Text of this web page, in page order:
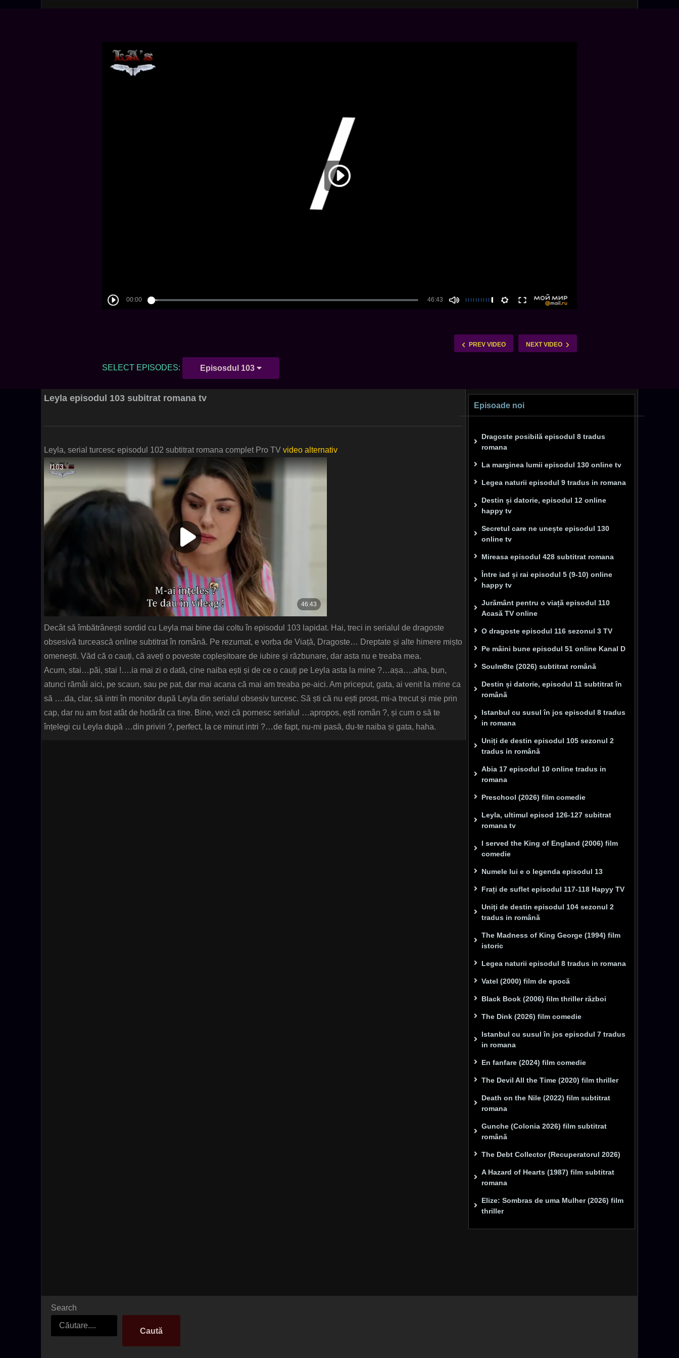
PREV VIDEO NEXT VIDEO
SELECT EPISODES: Episosdul 103
Leyla episodul 103 subitrat romana tv
Leyla, serial turcesc episodul 102 subtitrat romana complet Pro TV video alternativ
Decât să îmbătrânești sordid cu Leyla mai bine dai coltu în episodul 103 lapidat. Hai, treci in serialul de dragoste
obsesivă turcească online subtitrat în română. Pe rezumat, e vorba de Viață, Dragoste… Dreptate și alte himere mișto
omenești. Văd că o cauți, că aveți o poveste copleșitoare de iubire și răzbunare, dar asta nu e treaba mea.
Acum, stai…păi, stai !….ia mai zi o dată, cine naiba ești și de ce o cauți pe Leyla asta la mine ?…așa….aha, bun,
atunci rămâi aici, pe scaun, sau pe pat, dar mai acana că mai am treaba pe-aici. Am priceput, gata, ai venit la mine ca
să ….da, clar, să intri în monitor după Leyla din serialul obsesiv turcesc. Să ști că nu ești prost, mi-a trecut și mie prin
cap, dar nu am fost atât de hotărât ca tine. Bine, vezi că pornesc serialul …apropos, ești român ?, și cum o să te
înțelegi cu Leyla după …din priviri ?, perfect, la ce minut intri ?…de fapt, nu-mi pasă, du-te naiba și gata, haha.
Episoade noi
Dragoste posibilă episodul 8 tradus
romana
La marginea lumii episodul 130 online tv
Legea naturii episodul 9 tradus in romana
Destin și datorie, episodul 12 online
happy tv
Secretul care ne unește episodul 130
online tv
Mireasa episodul 428 subtitrat romana
Între iad și rai episodul 5 (9-10) online
happy tv
Jurământ pentru o viață episodul 110
Acasă TV online
O dragoste episodul 116 sezonul 3 TV
Pe mâini bune episodul 51 online Kanal D
Soulm8te (2026) subtitrat română
Destin și datorie, episodul 11 subtitrat în
română
Istanbul cu susul în jos episodul 8 tradus
in romana
Uniți de destin episodul 105 sezonul 2
tradus in română
Abia 17 episodul 10 online tradus in
romana
Preschool (2026) film comedie
Leyla, ultimul episod 126-127 subitrat
romana tv
I served the King of England (2006) film
comedie
Numele lui e o legenda episodul 13
Frați de suflet episodul 117-118 Hapyy TV
Uniți de destin episodul 104 sezonul 2
tradus in română
The Madness of King George (1994) film
istoric
Legea naturii episodul 8 tradus in romana
Vatel (2000) film de epocă
Black Book (2006) film thriller război
The Dink (2026) film comedie
Istanbul cu susul în jos episodul 7 tradus
in romana
En fanfare (2024) film comedie
The Devil All the Time (2020) film thriller
Death on the Nile (2022) film subtitrat
romana
Gunche (Colonia 2026) film subtitrat
română
The Debt Collector (Recuperatorul 2026)
A Hazard of Hearts (1987) film subtitrat
romana
Elize: Sombras de uma Mulher (2026) film
thriller
Search
Caută